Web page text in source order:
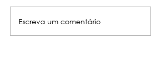
Qual a melhor
estratégia para
Escreva um comentário